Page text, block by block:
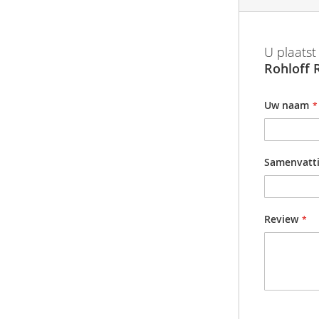
De
worden
informatie
Barcode
U
Rohloff
Uw naam
Review